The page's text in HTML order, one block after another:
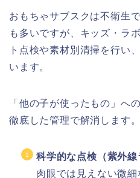
おもちゃサブスクは不衛生
も多いですが、キッズ・ラ
ト点検や素材別清掃を行い
います。
「他の子が使ったもの」へ
徹底した管理で解消します。
科学的な点検（紫外線
肉眼では見えない微